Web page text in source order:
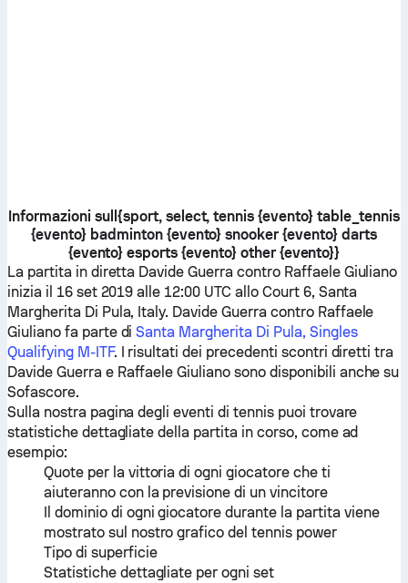
Informazioni sull{sport, select, tennis {evento} table_tennis
{evento} badminton {evento} snooker {evento} darts
{evento} esports {evento} other {evento}}
La partita in diretta Davide Guerra contro Raffaele Giuliano
inizia il 16 set 2019 alle 12:00 UTC allo Court 6, Santa
Margherita Di Pula, Italy. Davide Guerra contro Raffaele
Giulianofa parte diSanta Margherita Di Pula, Singles
Qualifying M-ITF. I risultati dei precedenti scontri diretti tra
Davide Guerra e Raffaele Giuliano sono disponibili anche su
Sofascore.
Sulla nostra pagina degli eventi di tennis puoi trovare
statistiche dettagliate della partita in corso, come ad
esempio:
Quote per la vittoria di ogni giocatore che ti
aiuteranno con la previsione di un vincitore
Il dominio di ogni giocatore durante la partita viene
mostrato sul nostro grafico del tennis power
Tipo di superficie
Statistiche dettagliate per ogni set